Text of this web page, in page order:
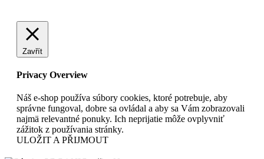
Zavřít
Privacy Overview
Náš e-shop používa súbory cookies, ktoré potrebuje, aby
správne fungoval, dobre sa ovládal a aby sa Vám zobrazovali
najmä relevantné ponuky. Ich neprijatie môže ovplyvniť
zážitok z používania stránky.
ULOŽIT A PŘIJMOUT